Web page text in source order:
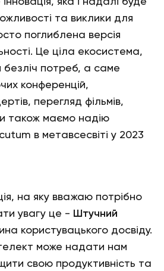
та виклики для
поглиблена версія
Це ціла екосистема,
безліч потреб, а саме
конференцій,
перегляд фільмів,
також маємо надію
в метавсесвіті у 2023
на яку вважаю потрібно
увагу це - Штучний
користувацького досвіду.
може надати нам
свою продуктивність та